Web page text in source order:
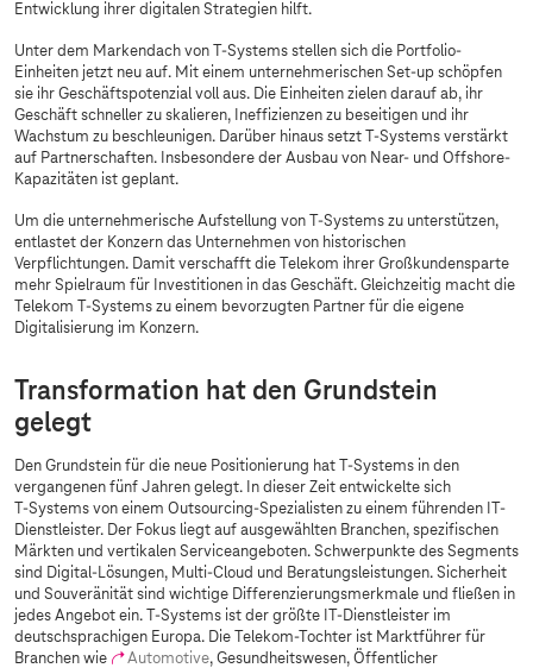
Entwicklung ihrer digitalen Strategien hilft.
Unter dem Markendach von T-Systems stellen sich die Portfolio-
Einheiten jetzt neu auf. Mit einem unternehmerischen Set-up schöpfen
sie ihr Geschäftspotenzial voll aus. Die Einheiten zielen darauf ab, ihr
Geschäft schneller zu skalieren, Ineffizienzen zu beseitigen und ihr
Wachstum zu beschleunigen. Darüber hinaus setzt T-Systems verstärkt
auf Partnerschaften. Insbesondere der Ausbau von Near- und Offshore-
Kapazitäten ist geplant.
Um die unternehmerische Aufstellung von T-Systems zu unterstützen,
entlastet der Konzern das Unternehmen von historischen
Verpflichtungen. Damit verschafft die Telekom ihrer Großkundensparte
mehr Spielraum für Investitionen in das Geschäft. Gleichzeitig macht die
Telekom T-Systems zu einem bevorzugten Partner für die eigene
Digitalisierung im Konzern.
Transformation hat den Grundstein
gelegt
Den Grundstein für die neue Positionierung hat T-Systems in den
vergangenen fünf Jahren gelegt. In dieser Zeit entwickelte sich
T-Systems von einem Outsourcing-Spezialisten zu einem führenden IT-
Dienstleister. Der Fokus liegt auf ausgewählten Branchen, spezifischen
Märkten und vertikalen Serviceangeboten. Schwerpunkte des Segments
sind Digital-Lösungen, Multi-Cloud und Beratungsleistungen. Sicherheit
und Souveränität sind wichtige Differenzierungsmerkmale und fließen in
jedes Angebot ein. T-Systems ist der größte IT-Dienstleister im
deutschsprachigen Europa. Die Telekom-Tochter ist Marktführer für
Branchen wie
Automotive, Gesundheitswesen, Öffentlicher